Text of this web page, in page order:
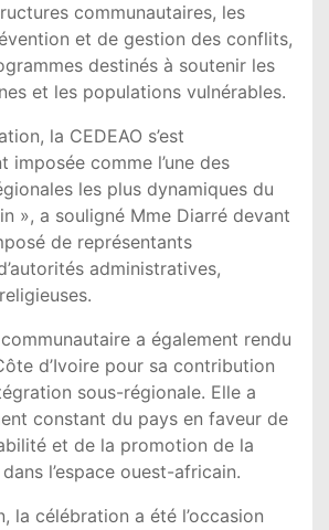
communautaires, les
et de gestion des conflits,
destinés à soutenir les
et les populations vulnérables.
la CEDEAO s’est
imposée comme l’une des
les plus dynamiques du
», a souligné Mme Diarré devant
de représentants
administratives,
a également rendu
d’Ivoire pour sa contribution
sous-régionale. Elle a
constant du pays en faveur de
et de la promotion de la
l’espace ouest-africain.
la célébration a été l’occasion